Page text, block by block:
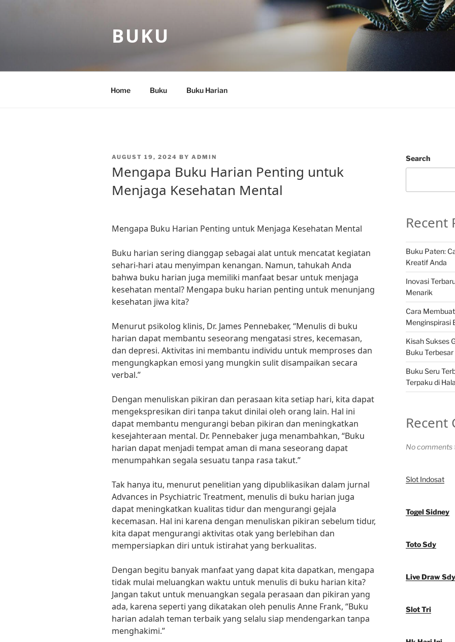
BUKU
Home Buku Buku Harian
POSTED
AUGUST 19, 2024 BY ADMIN
Mengapa Buku Harian Penting untuk
Menjaga Kesehatan Mental
Mengapa Buku Harian Penting untuk Menjaga Kesehatan Mental
Buku harian sering dianggap sebagai alat untuk mencatat kegiatan
sehari-hari atau menyimpan kenangan. Namun, tahukah Anda
bahwa buku harian juga memiliki manfaat besar untuk menjaga
kesehatan mental? Mengapa buku harian penting untuk menunjang
kesehatan jiwa kita?
Menurut psikolog klinis, Dr. James Pennebaker, “Menulis di buku
harian dapat membantu seseorang mengatasi stres, kecemasan,
dan depresi. Aktivitas ini membantu individu untuk memproses dan
mengungkapkan emosi yang mungkin sulit disampaikan secara
verbal.”
Dengan menuliskan pikiran dan perasaan kita setiap hari, kita dapat
mengekspresikan diri tanpa takut dinilai oleh orang lain. Hal ini
dapat membantu mengurangi beban pikiran dan meningkatkan
kesejahteraan mental. Dr. Pennebaker juga menambahkan, “Buku
harian dapat menjadi tempat aman di mana seseorang dapat
menumpahkan segala sesuatu tanpa rasa takut.”
Tak hanya itu, menurut penelitian yang dipublikasikan dalam jurnal
Advances in Psychiatric Treatment, menulis di buku harian juga
dapat meningkatkan kualitas tidur dan mengurangi gejala
kecemasan. Hal ini karena dengan menuliskan pikiran sebelum tidur,
kita dapat mengurangi aktivitas otak yang berlebihan dan
mempersiapkan diri untuk istirahat yang berkualitas.
Dengan begitu banyak manfaat yang dapat kita dapatkan, mengapa
tidak mulai meluangkan waktu untuk menulis di buku harian kita?
Jangan takut untuk menuangkan segala perasaan dan pikiran yang
ada, karena seperti yang dikatakan oleh penulis Anne Frank, “Buku
harian adalah teman terbaik yang selalu siap mendengarkan tanpa
menghakimi.”
Search
Recent
Buku Paten:
Kreatif Anda
Inovasi
Menarik
Cara
Menginspirasi
Kisah Sukses
Buku
Buku Seru
Terpaku di
Recent
No comments
Slot Indosat
Togel Sidney
Toto Sdy
Live Draw Sdy
Slot Tri